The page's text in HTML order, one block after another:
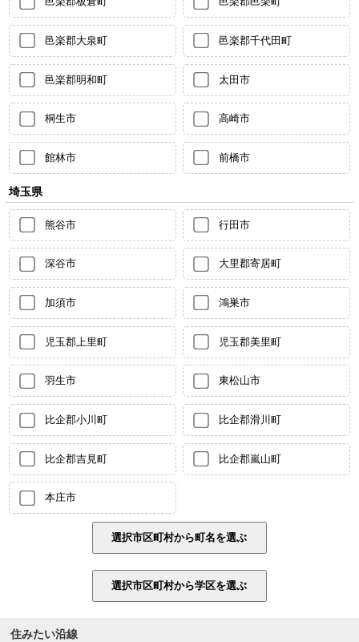
邑楽郡大泉町 邑楽郡千代田町
邑楽郡明和町 太田市
桐生市 高崎市
館林市 前橋市
埼玉県
熊谷市 行田市
深谷市 大里郡寄居町
加須市 鴻巣市
児玉郡上里町 児玉郡美里町
羽生市 東松山市
比企郡小川町 比企郡滑川町
比企郡吉見町 比企郡嵐山町
本庄市
住みたい沿線